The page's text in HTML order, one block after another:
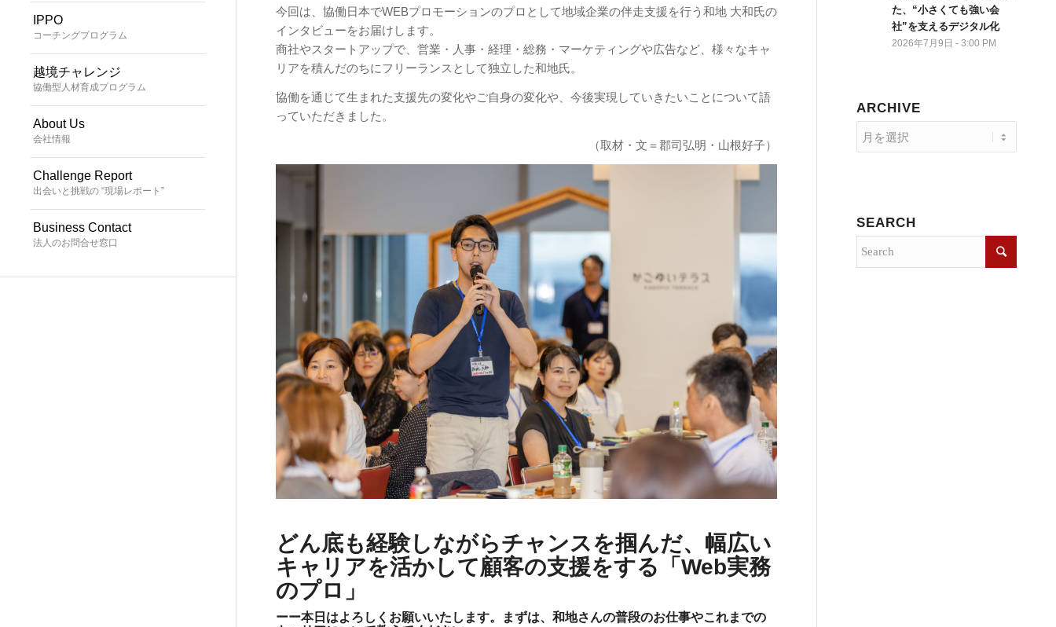
IPPO
コーチングプログラム
越境チャレンジ
協働型人材育成プログラム
About Us
会社情報
Challenge Report
出会いと挑戦の “現場レポート”
Business Contact
法人のお問合せ窓口
今回は、協働日本でWEBプロモーションのプロとして地域企業の伴走支援を行う和地 大和氏の
インタビューをお届けします。
商社やスタートアップで、営業・人事・経理・総務・マーケティングや広告など、様々なキャ
リアを積んだのちにフリーランスとして独立した和地氏。
協働を通じて生まれた支援先の変化やご自身の変化や、今後実現していきたいことについて語
っていただきました。
（取材・文＝郡司弘明・山根好子）
どん底も経験しながらチャンスを掴んだ、幅広い
キャリアを活かして顧客の支援をする「Web実務
のプロ」
ーー本日はよろしくお願いいたします。まずは、和地さんの普段のお仕事やこれまでの
た、“小さくても強い会
社”を支えるデジタル化
2026年7月9日 - 3:00 PM
ARCHIVE
SEARCH